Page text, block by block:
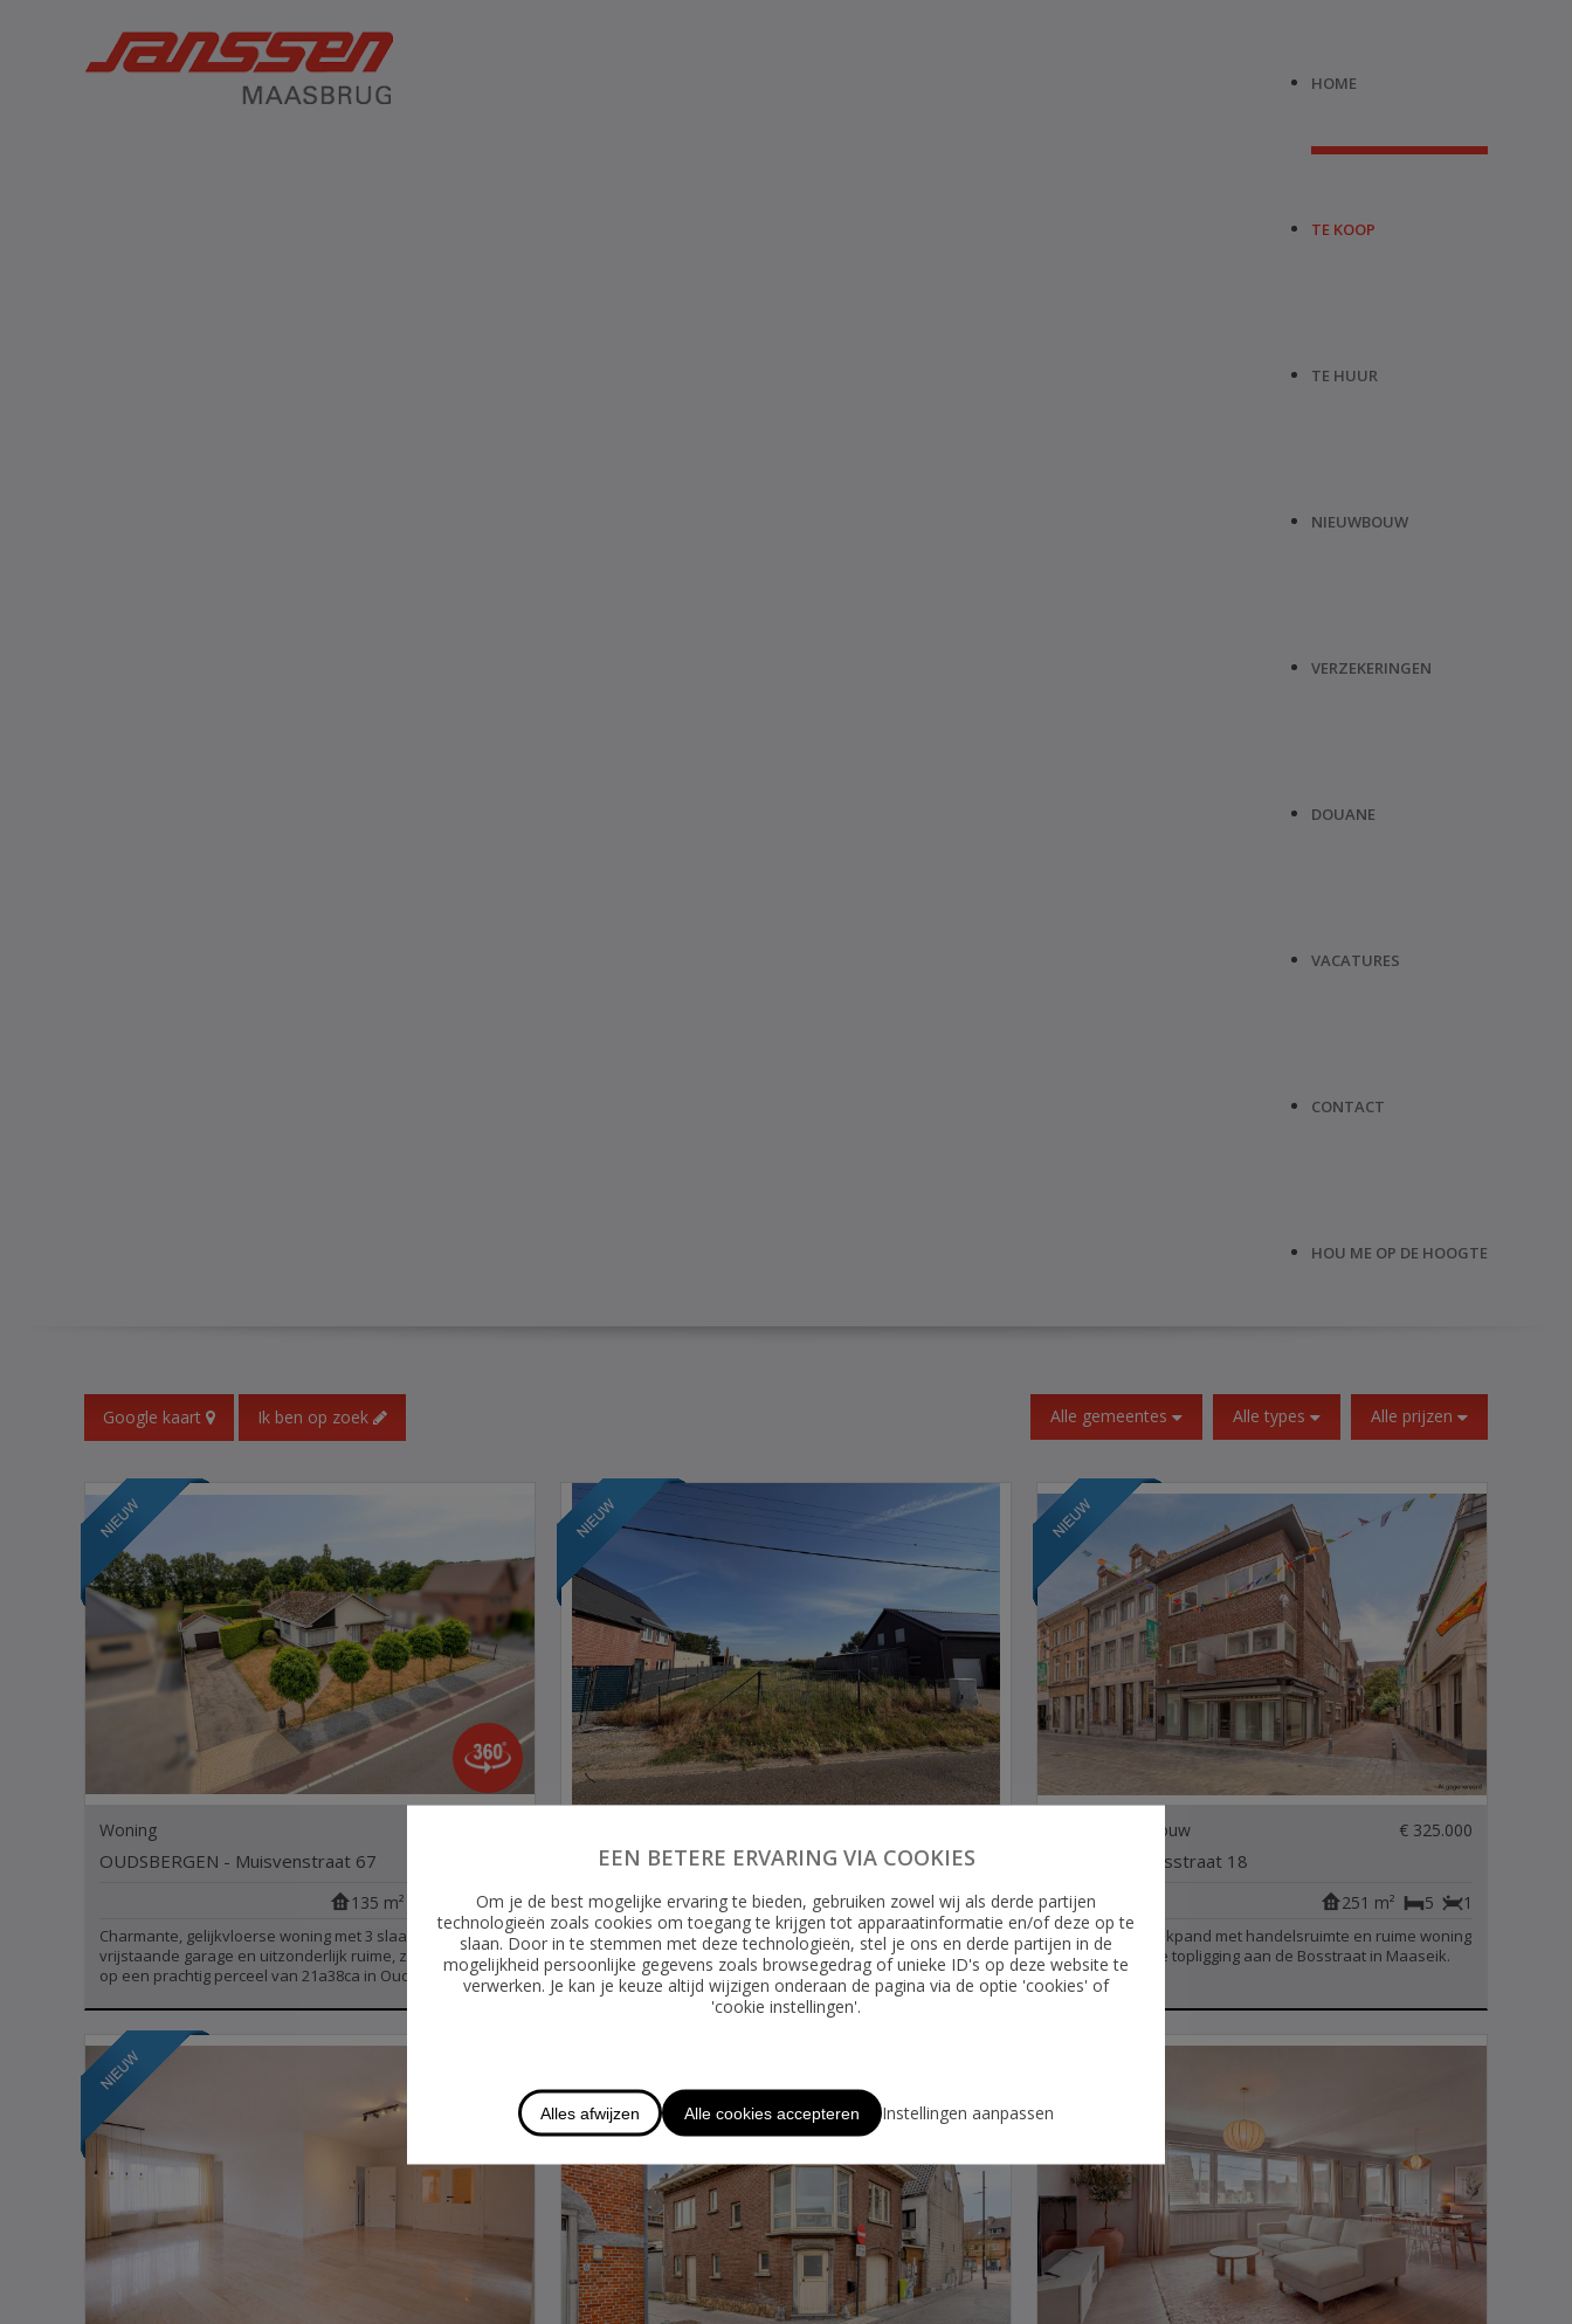
HOME
TE KOOP
TE HUUR
NIEUWBOUW
VERZEKERINGEN
DOUANE
VACATURES
CONTACT
HOU ME OP DE HOOGTE
Google kaart Ik ben op zoek Alle gemeentes Alle types Alle prijzen
Woning
OUDSBERGEN - Muisvenstraat 67
1
1
135 m²
Charmante, gelijkvloerse woning met 3 slaapkamers,
vrijstaande garage en uitzonderlijk ruime, zuidgerichte tuin
op een prachtig perceel van 21a38ca in Oudsbergen.
KESSENICH - Heesstraat 38
Ruim bouwperceel van 9a 13ca voor een vrijstaande
woning op een rustige topligging te Kessenich met vrij
uitzicht op de omliggende velden.
Gemengd gebouw € 325.000
MAASEIK - Bosstraat 18
1
5
251 m²
Karaktervol hoekpand met handelsruimte en ruime woning
op een absolute topligging aan de Bosstraat in Maaseik.
EEN BETERE ERVARING VIA COOKIES
Om je de best mogelijke ervaring te bieden, gebruiken zowel wij als derde partijen
technologieën zoals cookies om toegang te krijgen tot apparaatinformatie en/of deze op te
slaan. Door in te stemmen met deze technologieën, stel je ons en derde partijen in de
mogelijkheid persoonlijke gegevens zoals browsegedrag of unieke ID's op deze website te
verwerken. Je kan je keuze altijd wijzigen onderaan de pagina via de optie 'cookies' of
'cookie instellingen'.
Alles afwijzen Alle cookies accepteren Instellingen aanpassen